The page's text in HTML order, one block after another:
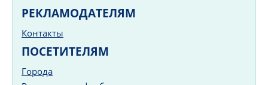
РЕКЛАМОДАТЕЛЯМ
Контакты
ПОСЕТИТЕЛЯМ
Города